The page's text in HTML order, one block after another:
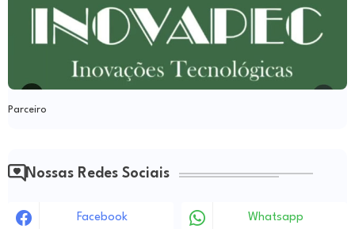
Parceiro
Nossas Redes Sociais
Facebook Whatsapp